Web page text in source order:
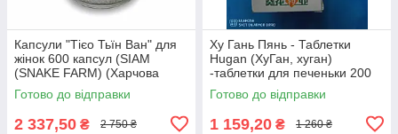
Капсули "Тієо Тьїн Ван" для
жінок 600 капсул (SIAM
(SNAKE FARM) (Харчова
добавка)
Готово до відправки
2 337,50 ₴ 2 750 ₴
Ху Гань Пянь - Таблетки
Hugan (ХуГан, хуган)
-таблетки для печеньки 200
шт.
Готово до відправки
1 159,20 ₴ 1 260 ₴